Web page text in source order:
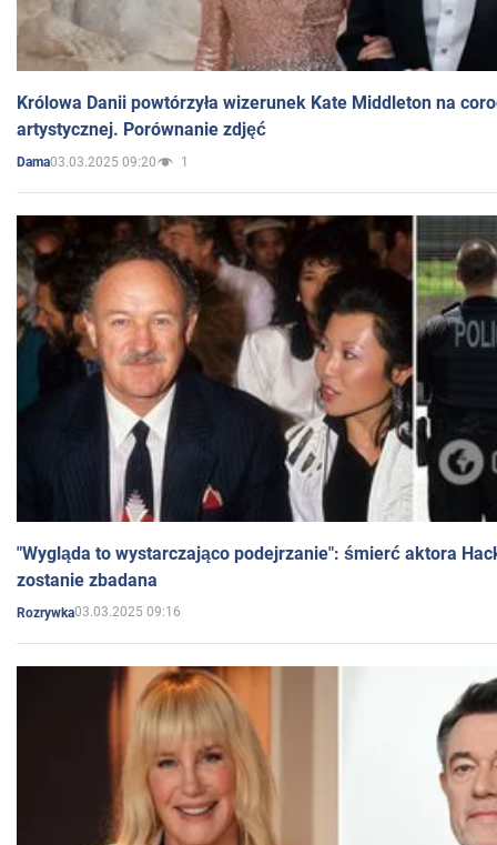
Królowa Danii powtórzyła wizerunek Kate Middleton na
artystycznej. Porównanie zdjęć
Dama03.03.2025 09:20 1
"Wygląda to wystarczająco podejrzanie": śmierć aktora
zostanie zbadana
Rozrywka03.03.2025 09:16